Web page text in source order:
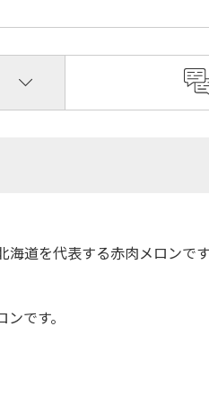
道を代表する赤肉メロンです
です。